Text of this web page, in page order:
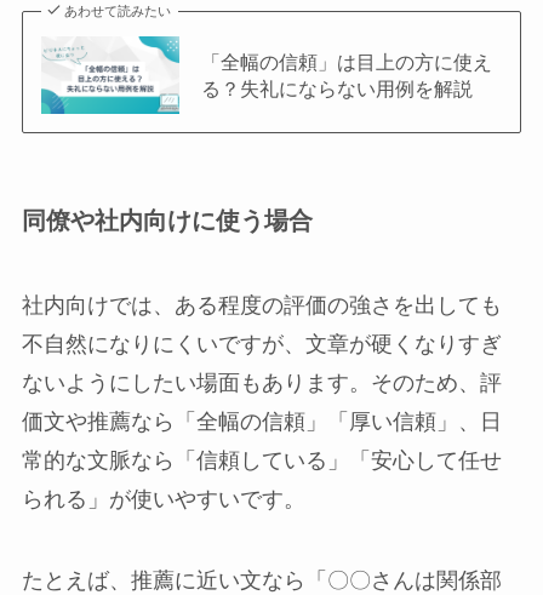
あわせて読みたい
「全幅の信頼」は目上の方に使え
る？失礼にならない用例を解説
同僚や社内向けに使う場合
社内向けでは、ある程度の評価の強さを出しても
不自然になりにくいですが、文章が硬くなりすぎ
ないようにしたい場面もあります。そのため、評
価文や推薦なら「全幅の信頼」「厚い信頼」、日
常的な文脈なら「信頼している」「安心して任せ
られる」が使いやすいです。
たとえば、推薦に近い文なら「〇〇さんは関係部